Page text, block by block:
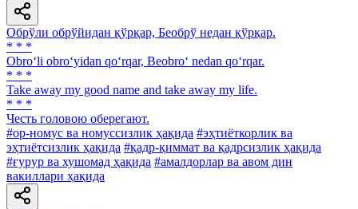
Обрўли обрўйидан қўрқар, Беобрў недан қўрқар.
* * *
Obro‘li obro‘yidan qo‘rqar, Beobro‘ nedan qo‘rqar.
* * *
Take away my good name and take away my life.
* * *
Честь головою оберегают.
#ор-номус ва номуссизлик ҳақида #эҳтиёткорлик ва
эҳтиётсизлик ҳақида #қадр-қиммат ва қадрсизлик ҳақида
#ғурур ва хушомад ҳақида #амалдорлар ва авом дин
вакиллари ҳақида